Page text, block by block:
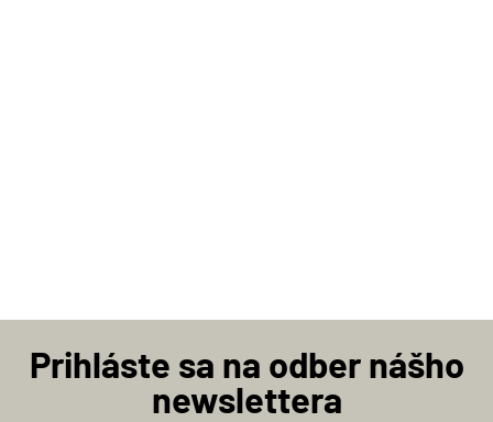
Prihláste sa na odber nášho
newslettera